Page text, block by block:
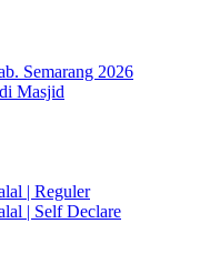
Semarang 2026
Masjid
| Reguler
| Self Declare